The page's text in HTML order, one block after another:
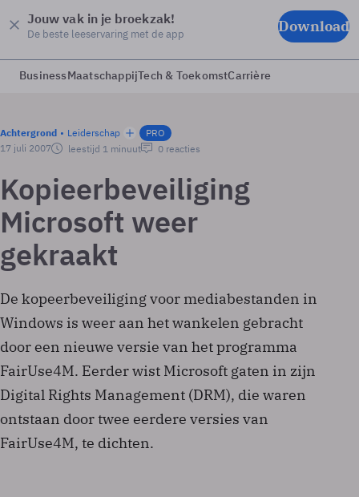
Jouw vak in je broekzak!
De beste leeservaring met de app Download
BusinessMaatschappijTech & ToekomstCarrière
Achtergrond Leiderschap
PRO
17 juli 2007
leestijd 1 minuut 0 reacties
Kopieerbeveiliging
Microsoft weer
gekraakt
De kopeerbeveiliging voor mediabestanden in
Windows is weer aan het wankelen gebracht
door een nieuwe versie van het programma
FairUse4M. Eerder wist Microsoft gaten in zijn
Digital Rights Management (DRM), die waren
ontstaan door twee eerdere versies van
FairUse4M, te dichten.